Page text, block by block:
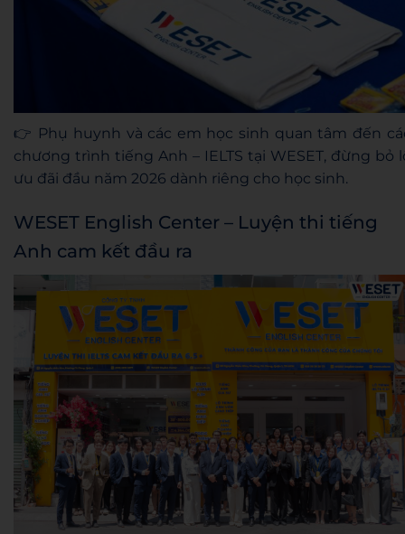
👉 Phụ huynh và các em học sinh quan tâm đến
chương trình tiếng Anh – IELTS tại WESET, đừng bỏ
ưu đãi đầu năm 2026 dành riêng cho học sinh.
WESET English Center – Luyện thi tiếng
Anh cam kết đầu ra